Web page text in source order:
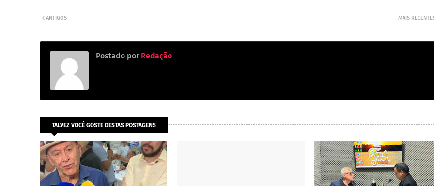
MAIS
ANTIGOS
Postado por Redação
TALVEZ VOCÊ GOSTE DESTAS POSTAGENS